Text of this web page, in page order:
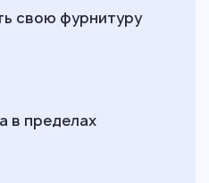
свою фурнитуру
в пределах